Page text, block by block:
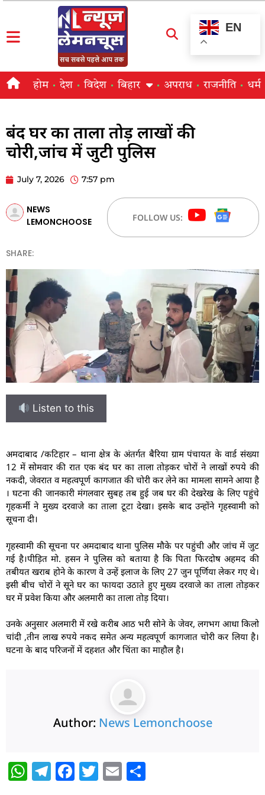
EN
होम देश विदेश बिहार अपराध राजनीति धर्म
बंद घर का ताला तोड़ लाखों की
चोरी,जांच में जुटी पुलिस
July 7, 2026 7:57 pm
NEWS
LEMONCHOOSE
FOLLOW US:
SHARE:
Listen to this
अमदाबाद /कटिहार – थाना क्षेत्र के अंतर्गत बैरिया ग्राम पंचायत के वार्ड संख्या
12 में सोमवार की रात एक बंद घर का ताला तोड़कर चोरों ने लाखों रुपये की
नकदी, जेवरात व महत्वपूर्ण कागजात की चोरी कर लेने का मामला सामने आया है
। घटना की जानकारी मंगलवार सुबह तब हुई जब घर की देखरेख के लिए पहुंचे
गृहकर्मी ने मुख्य दरवाजे का ताला टूटा देखा। इसके बाद उन्होंने गृहस्वामी को
सूचना दी।
गृहस्वामी की सूचना पर अमदाबाद थाना पुलिस मौके पर पहुंची और जांच में जुट
गई है।पीड़ित मो. हसन ने पुलिस को बताया है कि पिता फिरदोष अहमद की
तबीयत खराब होने के कारण वे उन्हें इलाज के लिए 27 जुन पूर्णिया लेकर गए थे।
इसी बीच चोरों ने सूने घर का फायदा उठाते हुए मुख्य दरवाजे का ताला तोड़कर
घर में प्रवेश किया और अलमारी का ताला तोड़ दिया।
उनके अनुसार अलमारी में रखे करीब आठ भरी सोने के जेवर, लगभग आधा किलो
चांदी ,तीन लाख रुपये नकद समेत अन्य महत्वपूर्ण कागजात चोरी कर लिया है।
घटना के बाद परिजनों में दहशत और चिंता का माहौल है।
Author: News Lemonchoose
W T F T E